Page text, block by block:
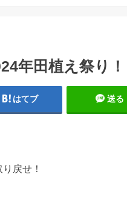
年田植え祭り！
はてブ 送る
戻せ！